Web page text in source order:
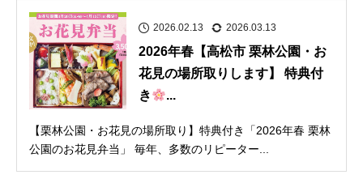
2026.02.13 2026.03.13
2026年春【高松市 栗林公園・お
花見の場所取りします】 特典付
き
...
【栗林公園・お花見の場所取り】特典付き「2026年春 栗林
公園のお花見弁当」 毎年、多数のリピーター...